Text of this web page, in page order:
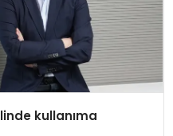
kullanıma